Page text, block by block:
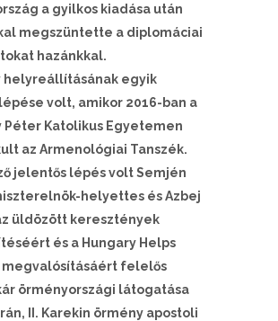
a gyilkos kiadása után
megszüntette a diplomáciai
hazánkkal.
helyreállításának egyik
volt, amikor 2016-ban a
Péter Katolikus Egyetemen
az Armenológiai Tanszék.
jelentős lépés volt Semjén
helyettes és Azbej
üldözött keresztények
és a Hungary Helps
megvalósításáért felelős
örményországi látogatása
II. Karekin örmény apostoli